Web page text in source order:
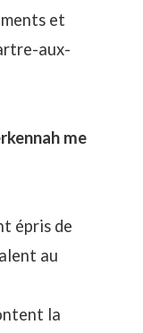
et
aux-
me
épris de
au
la